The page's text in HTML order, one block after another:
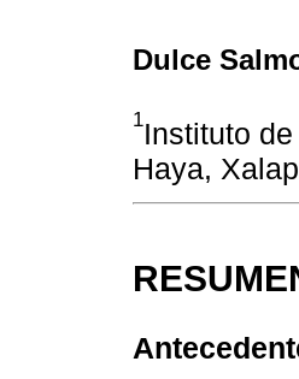
Dulce
1Instituto
Haya,